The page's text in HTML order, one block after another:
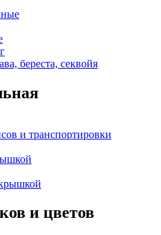
береста, секвойя
и транспортировки
и цветов